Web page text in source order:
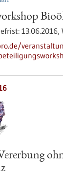
13.06.2016,